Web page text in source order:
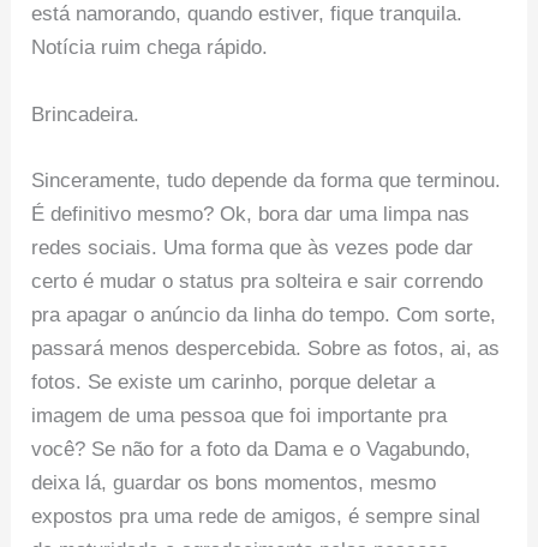
está namorando, quando estiver, fique tranquila.
Notícia ruim chega rápido.
Brincadeira.
Sinceramente, tudo depende da forma que terminou.
É definitivo mesmo? Ok, bora dar uma limpa nas
redes sociais. Uma forma que às vezes pode dar
certo é mudar o status pra solteira e sair correndo
pra apagar o anúncio da linha do tempo. Com sorte,
passará menos despercebida. Sobre as fotos, ai, as
fotos. Se existe um carinho, porque deletar a
imagem de uma pessoa que foi importante pra
você? Se não for a foto da Dama e o Vagabundo,
deixa lá, guardar os bons momentos, mesmo
expostos pra uma rede de amigos, é sempre sinal